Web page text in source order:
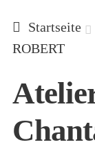
Startseite
ROBERT